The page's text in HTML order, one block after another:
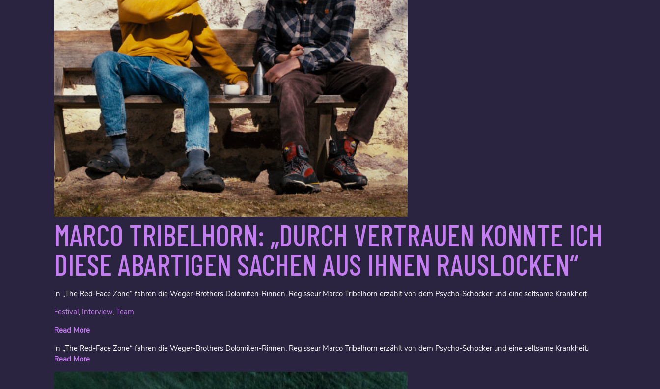
MARCO TRIBELHORN: „DURCH VERTRAUEN KONNTE ICH
DIESE ABARTIGEN SACHEN AUS IHNEN RAUSLOCKEN“
In „The Red-Face Zone“ fahren die Weger-Brothers Dolomiten-Rinnen. Regisseur Marco Tribelhorn erzählt von dem Psycho-Schocker und eine seltsame Krankheit.
Festival, Interview, Team
Read More
In „The Red-Face Zone“ fahren die Weger-Brothers Dolomiten-Rinnen. Regisseur Marco Tribelhorn erzählt von dem Psycho-Schocker und eine seltsame Krankheit.
Read More